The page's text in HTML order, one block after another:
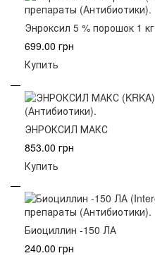
Энроксил 5 % порошок 1 кг
699.00 грн
Купить
ЭНРОКСИЛ МАКС
853.00 грн
Купить
Биоциллин -150 ЛА
240.00 грн